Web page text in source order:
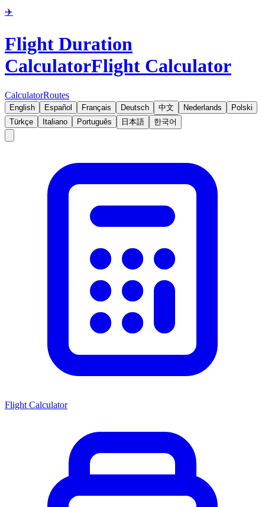
✈️
Flight Duration
CalculatorFlight Calculator
CalculatorRoutes
English Español Français Deutsch 中文 Nederlands
Polski
Türkçe
Italiano Português 日本語 한국어
Flight Calculator